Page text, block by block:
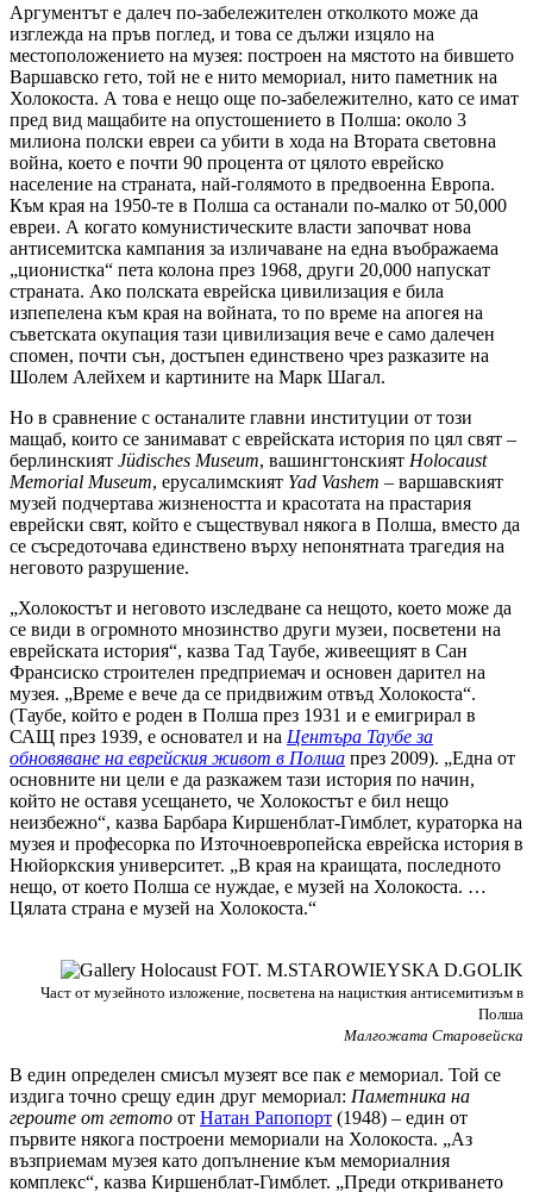
Аргументът е далеч по-забележителен отколкото може да
изглежда на пръв поглед, и това се дължи изцяло на
местоположението на музея: построен на мястото на бившето
Варшавско гето, той не е нито мемориал, нито паметник на
Холокоста. А това е нещо още по-забележително, като се имат
пред вид мащабите на опустошението в Полша: около 3
милиона полски евреи са убити в хода на Втората световна
война, което е почти 90 процента от цялото еврейско
население на страната, най-голямото в предвоенна Европа.
Към края на 1950-те в Полша са останали по-малко от 50,000
евреи. А когато комунистическите власти започват нова
антисемитска кампания за изличаване на една въображаема
„ционистка“ пета колона през 1968, други 20,000 напускат
страната. Ако полската еврейска цивилизация е била
изпепелена към края на войната, то по време на апогея на
съветската окупация тази цивилизация вече е само далечен
спомен, почти сън, достъпен единствено чрез разказите на
Шолем Алейхем и картините на Марк Шагал.
Но в сравнение с останалите главни институции от този
мащаб, които се занимават с еврейската история по цял свят –
берлинският Jüdisches Museum, вашингтонският Holocaust
Memorial Museum, ерусалимският Yad Vashem – варшавският
музей подчертава жизнеността и красотата на прастария
еврейски свят, който е съществувал някога в Полша, вместо да
се съсредоточава единствено върху непонятната трагедия на
неговото разрушение.
„Холокостът и неговото изследване са нещото, което може да
се види в огромното мнозинство други музеи, посветени на
еврейската история“, казва Тад Таубе, живеещият в Сан
Франсиско строителен предприемач и основен дарител на
музея. „Време е вече да се придвижим отвъд Холокоста“.
(Таубе, който е роден в Полша през 1931 и е емигрирал в
САЩ през 1939, е основател и на Центъра Таубе за
обновяване на еврейския живот в Полша през 2009). „Една от
основните ни цели е да разкажем тази история по начин,
който не оставя усещането, че Холокостът е бил нещо
неизбежно“, казва Барбара Киршенблат-Гимблет, кураторка на
музея и професорка по Източноевропейска еврейска история в
Нюйоркския университет. „В края на краищата, последното
нещо, от което Полша се нуждае, е музей на Холокоста. …
Цялата страна е музей на Холокоста.“
Част от музейното изложение, посветена на нацисткия антисемитизъм в
Полша
Малгожата Старовейска
В един определен смисъл музеят все пак е мемориал. Той се
издига точно срещу един друг мемориал: Паметника на
героите от гетото от Натан Рапопорт (1948) – един от
първите някога построени мемориали на Холокоста. „Аз
възприемам музея като допълнение към мемориалния
комплекс“, казва Киршенблат-Гимблет. „Преди откриването